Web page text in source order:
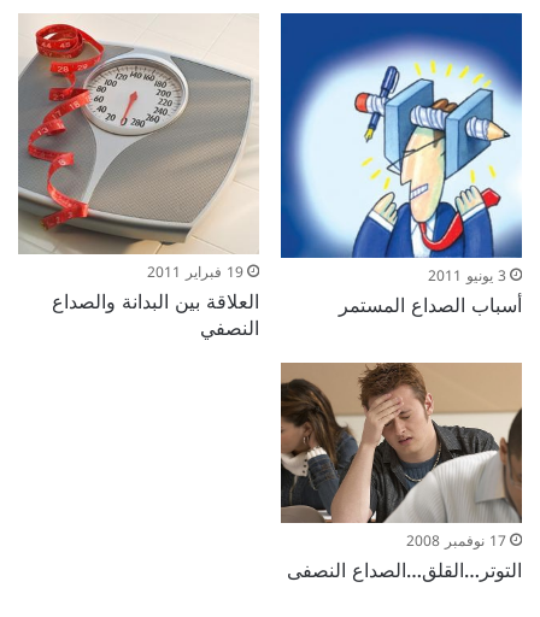
3 يونيو 2011
أسباب الصداع المستمر
19 فبراير 2011
العلاقة بين البدانة والصداع
النصفي
17 نوفمبر 2008
التوتر…القلق…الصداع النصفى